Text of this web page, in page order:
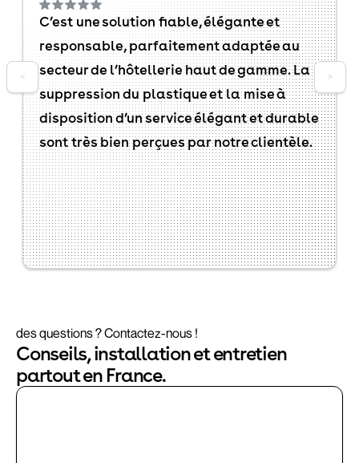
C’est une solution fiable, élégante et
responsable, parfaitement adaptée au
secteur de l’hôtellerie haut de gamme. La
suppression du plastique et la mise à
disposition d’un service élégant et durable
sont très bien perçues par notre clientèle.
< >
des questions ? Contactez-nous !
Conseils, installation et entretien
partout en France.